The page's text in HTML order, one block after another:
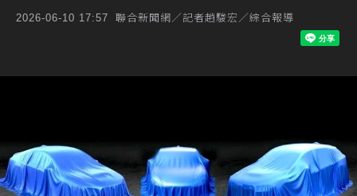
2026-06-10 17:57 聯合新聞網／記者趙駿宏／綜合報導